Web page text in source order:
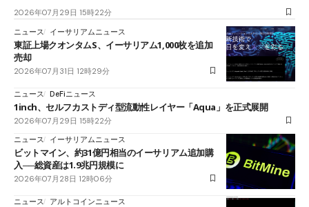
2026年07月29日 15時22分
ニュース
イーサリアムニュース
東証上場クオンタムS、イーサリアム1,000枚を追加
売却
2026年07月31日 12時29分
ニュース DeFiニュース
1inch、セルフカストディ型流動性レイヤー「Aqua」を正式展開
2026年07月29日 15時22分
ニュース
イーサリアムニュース
ビットマイン、約31億円相当のイーサリアム追加購
入──総資産は1.9兆円規模に
2026年07月28日 12時06分
ニュース アルトコインニュース